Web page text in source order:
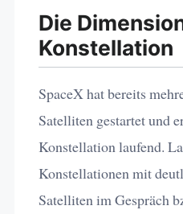
Die
Konstellation
SpaceX hat bereits
Satelliten gestartet und
Konstellation laufend.
Konstellationen mit
Satelliten im Gespräch